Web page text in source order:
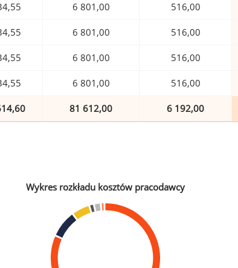
6 801,00 516,00
6 801,00 516,00
6 801,00 516,00
6 801,00 516,00
81 612,00 6 192,00
Wykres rozkładu kosztów pracodawcy